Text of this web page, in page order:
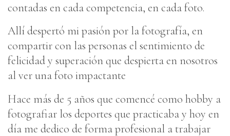
contadas en cada competencia, en cada foto.
Allí despertó mi pasión por la fotografía, en
compartir con las personas el sentimiento de
felicidad y superación que despierta en nosotros
al ver una foto impactante
Hace más de 5 años que comencé como hobby a
fotografiar los deportes que practicaba y hoy en
día me dedico de forma profesional a trabajar